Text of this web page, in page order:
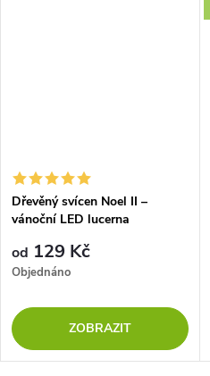
Dřevěný svícen Noel II –
vánoční LED lucerna
od 129 Kč
Objednáno
ZOBRAZIT